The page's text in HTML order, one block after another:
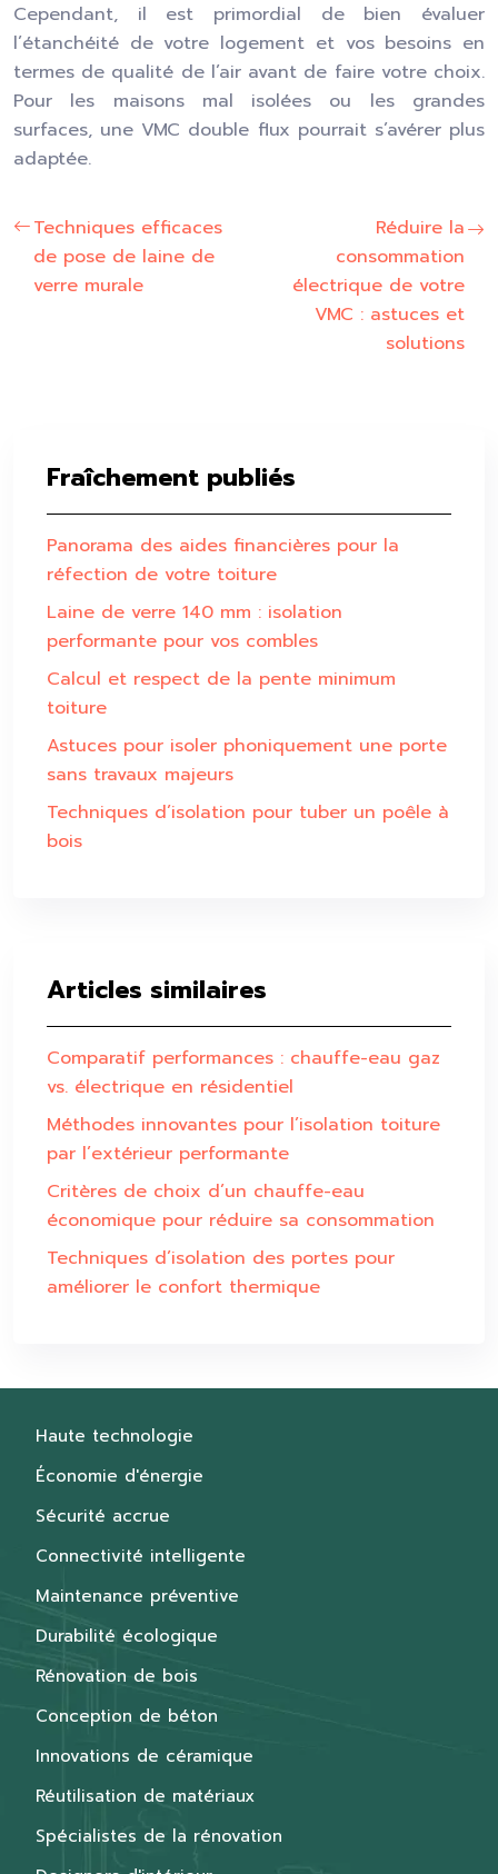
Cependant, il est primordial de bien évaluer
l’étanchéité de votre logement et vos besoins en
termes de qualité de l’air avant de faire votre choix.
Pour les maisons mal isolées ou les grandes
surfaces, une VMC double flux pourrait s’avérer plus
adaptée.
Techniques efficaces
de pose de laine de
verre murale
Réduire la
consommation
électrique de votre
VMC : astuces et
solutions
Fraîchement publiés
Panorama des aides financières pour la
réfection de votre toiture
Laine de verre 140 mm : isolation
performante pour vos combles
Calcul et respect de la pente minimum
toiture
Astuces pour isoler phoniquement une porte
sans travaux majeurs
Techniques d’isolation pour tuber un poêle à
bois
Articles similaires
Comparatif performances : chauffe-eau gaz
vs. électrique en résidentiel
Méthodes innovantes pour l’isolation toiture
par l’extérieur performante
Critères de choix d’un chauffe-eau
économique pour réduire sa consommation
Techniques d’isolation des portes pour
améliorer le confort thermique
Haute technologie
Économie d'énergie
Sécurité accrue
Connectivité intelligente
Maintenance préventive
Durabilité écologique
Rénovation de bois
Conception de béton
Innovations de céramique
Réutilisation de matériaux
Spécialistes de la rénovation